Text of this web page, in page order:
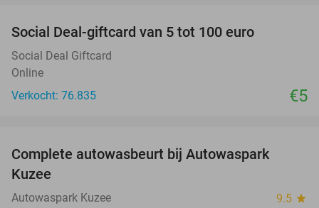
Social Deal-giftcard van 5 tot 100 euro
Social Deal Giftcard
Online
Verkocht: 76.835
€5
Complete autowasbeurt bij Autowaspark
Kuzee
Autowaspark Kuzee 9.5 star